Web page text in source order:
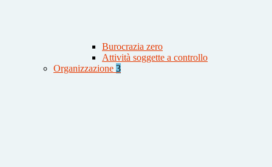
Burocrazia zero
Attività soggette a controllo
Organizzazione 3